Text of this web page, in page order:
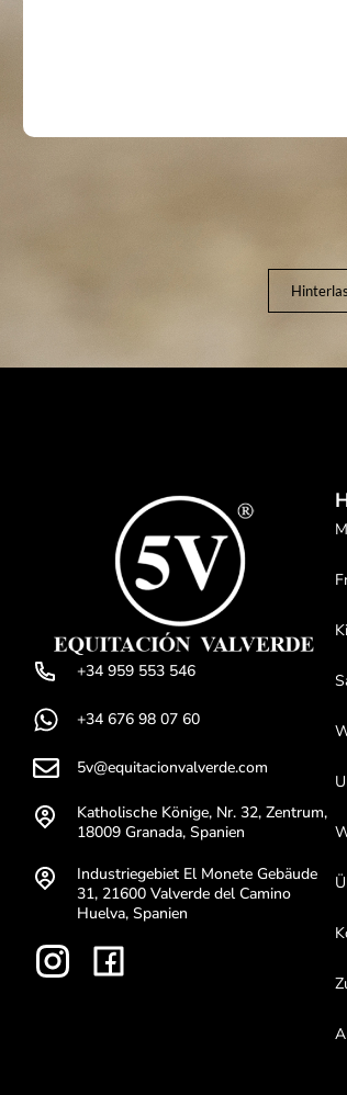
+34 959 553 546
+34 676 98 07 60
5v@equitacionvalverde.com
Katholische Könige, Nr. 32, Zentrum,
18009 Granada, Spanien
Industriegebiet El Monete Gebäude
31, 21600 Valverde del Camino
Huelva, Spanien